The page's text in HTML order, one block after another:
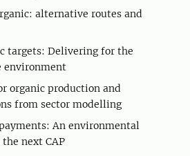
alternative routes and
targets: Delivering for the
environment
organic production and
from sector modelling
An environmental
next CAP